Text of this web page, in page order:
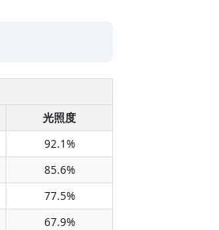
光照度
92.1%
85.6%
77.5%
67.9%